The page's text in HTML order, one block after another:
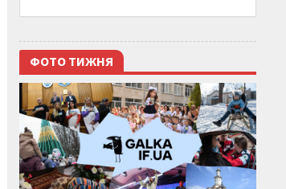
ФОТО ТИЖНЯ